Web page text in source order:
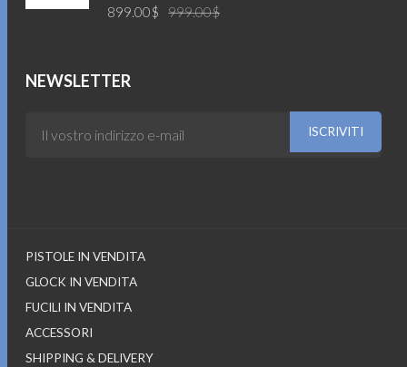
Valutato
5.00su 5 999.00$
899.00$
NEWSLETTER
PISTOLE IN VENDITA
GLOCK IN VENDITA
FUCILI IN VENDITA
ACCESSORI
SHIPPING & DELIVERY